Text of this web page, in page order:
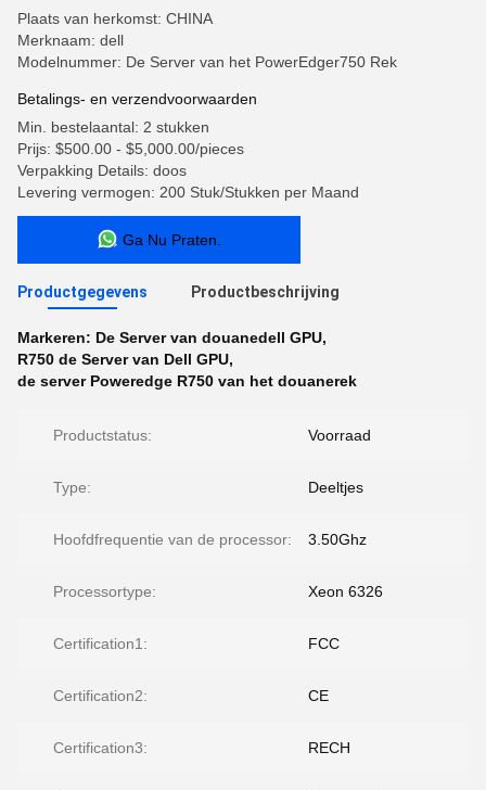
Plaats van herkomst: CHINA
Merknaam: dell
Modelnummer: De Server van het PowerEdger750 Rek
Betalings- en verzendvoorwaarden
Min. bestelaantal: 2 stukken
Prijs: $500.00 - $5,000.00/pieces
Verpakking Details: doos
Levering vermogen: 200 Stuk/Stukken per Maand
Ga Nu Praten.
Productgegevens Productbeschrijving
Markeren: De Server van douanedell GPU,
R750 de Server van Dell GPU,
de server Poweredge R750 van het douanerek
Productstatus: Voorraad
Type: Deeltjes
Hoofdfrequentie van de processor: 3.50Ghz
Processortype: Xeon 6326
Certification1: FCC
Certification2: CE
Certification3: RECH